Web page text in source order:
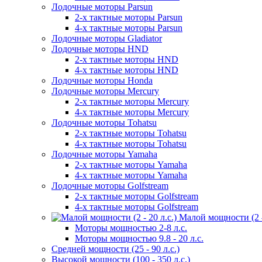
Лодочные моторы Parsun
2-х тактные моторы Parsun
4-х тактные моторы Parsun
Лодочные моторы Gladiator
Лодочные моторы HND
2-х тактные моторы HND
4-х тактные моторы HND
Лодочные моторы Honda
Лодочные моторы Mercury
2-х тактные моторы Mercury
4-х тактные моторы Mercury
Лодочные моторы Tohatsu
2-х тактные моторы Tohatsu
4-х тактные моторы Tohatsu
Лодочные моторы Yamaha
2-х тактные моторы Yamaha
4-х тактные моторы Yamaha
Лодочные моторы Golfstream
2-х тактные моторы Golfstream
4-х тактные моторы Golfstream
Малой мощности (2
Моторы мощностью 2-8 л.с.
Моторы мощностью 9.8 - 20 л.с.
Средней мощности (25 - 90 л.с.)
Высокой мощности (100 - 350 л.с.)